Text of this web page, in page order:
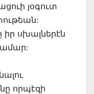
յօգուտ
սխալներէն
որպէզի